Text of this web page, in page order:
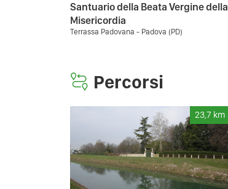
Santuario della Beata Vergine della
Misericordia
Terrassa Padovana - Padova (PD)
Percorsi
23,7 km